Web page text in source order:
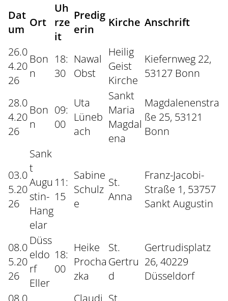
Dat
um Ort
Uh
rze
it
Predig
erin
Kirche Anschrift
26.0
4.20
26
Bon
n
18:
30
Nawal
Obst
Heilig
Geist
Kirche
Kiefernweg 22,
53127 Bonn
28.0
4.20
26
Bon
n
09:
00
Uta
Lüneb
ach
Sankt
Maria
Magdal
ena
Magdalenenstra
ße 25, 53121
Bonn
03.0
5.20
26
Sank
t
Augu
stin-
Hang
elar
11:
15
Sabine
Schulz
e
St.
Anna
Franz-Jacobi-
Straße 1, 53757
Sankt Augustin
08.0
5.20
26
Düss
eldo
rf
Eller
18:
00
Heike
Procha
zka
St.
Gertru
d
Gertrudisplatz
26, 40229
Düsseldorf
08.0
Claudi St.